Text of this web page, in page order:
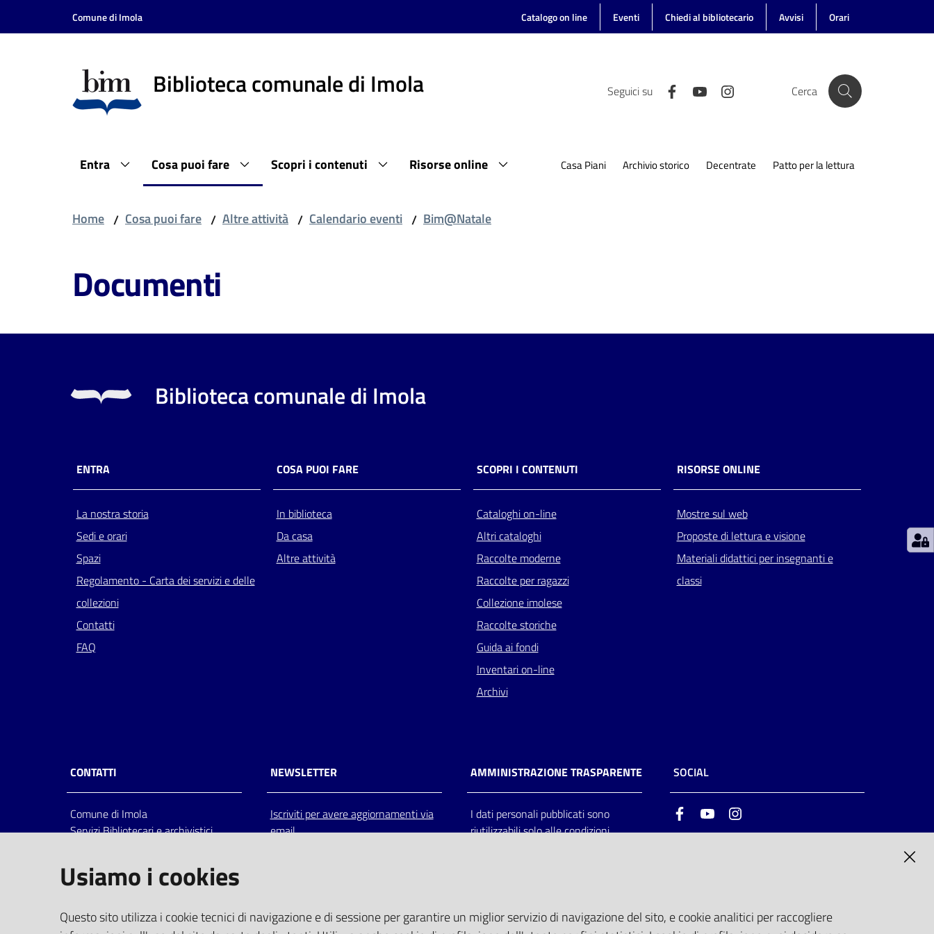
Vai al contenuto
Vai alla navigazione
Comune di Imola Catalogo on line Eventi Chiedi al bibliotecario Avvisi Orari
Biblioteca comunale di Imola Seguici su Cerca
Entra Cosa puoi fare Scopri i contenuti Risorse online Casa Piani Archivio storico Decentrate Patto per la lettura
Home / Cosa puoi fare / Altre attività / Calendario eventi / Bim@Natale
Documenti
Biblioteca comunale di Imola
ENTRA
La nostra storia
Sedi e orari
Spazi
Regolamento - Carta dei servizi e delle
collezioni
Contatti
FAQ
COSA PUOI FARE
In biblioteca
Da casa
Altre attività
SCOPRI I CONTENUTI
Cataloghi on-line
Altri cataloghi
Raccolte moderne
Raccolte per ragazzi
Collezione imolese
Raccolte storiche
Guida ai fondi
Inventari on-line
Archivi
RISORSE ONLINE
Mostre sul web
Proposte di lettura e visione
Materiali didattici per insegnanti e
classi
CONTATTI
Comune di Imola
Servizi Bibliotecari e archivistici
Italia
centralino: tel 0542.6026.36 fax
bim@comune.imola.bo.it
PEC
NEWSLETTER
Iscriviti per avere aggiornamenti via
email
AMMINISTRAZIONE TRASPARENTE
I dati personali pubblicati sono
riutilizzabili solo alle condizioni
SOCIAL
FacebookYoutube
Usiamo i cookies
Questo sito utilizza i cookie tecnici di navigazione e di sessione per garantire un miglior servizio di navigazione del sito, e cookie analitici per raccogliere